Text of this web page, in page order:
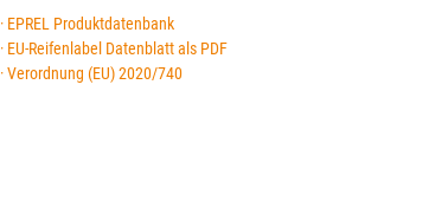
· EPREL Produktdatenbank
· EU-Reifenlabel Datenblatt als PDF
· Verordnung (EU) 2020/740